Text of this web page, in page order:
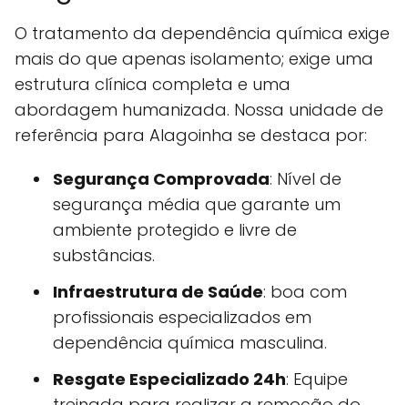
O tratamento da dependência química exige
mais do que apenas isolamento; exige uma
estrutura clínica completa e uma
abordagem humanizada. Nossa unidade de
referência para Alagoinha se destaca por:
Segurança Comprovada: Nível de
segurança média que garante um
ambiente protegido e livre de
substâncias.
Infraestrutura de Saúde: boa com
profissionais especializados em
dependência química masculina.
Resgate Especializado 24h: Equipe